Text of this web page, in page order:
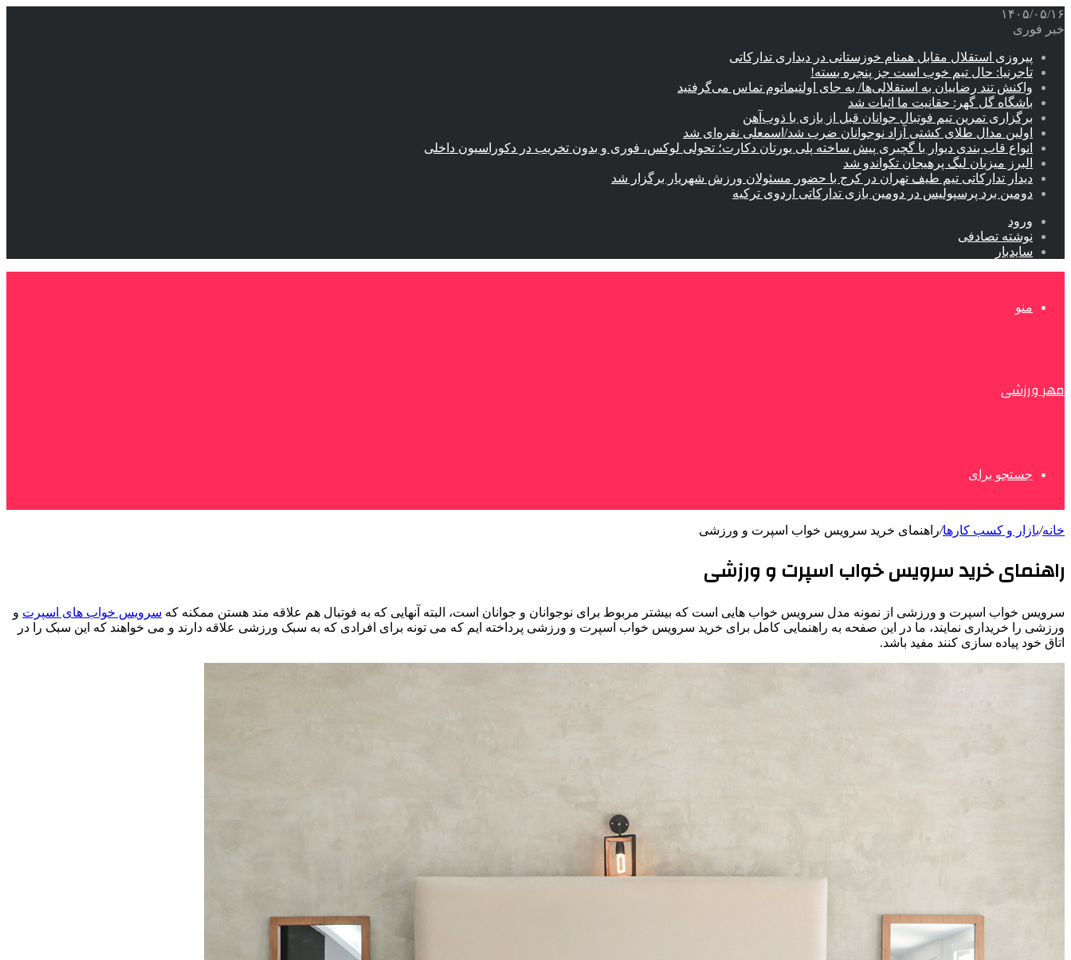
۱۴۰۵/۰۵/۱۶
خبر فوری
پیروزی استقلال مقابل همنام خوزستانی در دیداری تدارکاتی
تاجرنیا: حال تیم خوب است جز پنجره بسته!
واکنش تند رضاییان به استقلالی‌ها/ به جای اولتیماتوم تماس می‌گرفتید
باشگاه گل گهر: حقانیت ما اثبات شد
برگزاری تمرین تیم فوتبال جوانان قبل از بازی با ذوب‌آهن
اولین مدال طلای کشتی آزاد نوجوانان ضرب شد/اسمعلی نقره‌ای شد
انواع قاب بندی دیوار با گچبری پیش ساخته پلی یورتان دکارت؛ تحولی لوکس، فوری و بدون تخریب در دکوراسیون داخلی
البرز میزبان لیگ پرهیجان تکواندو شد
دیدار تدارکاتی تیم طیف تهران در کرج با حضور مسئولان ورزش شهریار برگزار شد
دومین برد پرسپولیس در دومین بازی تدارکاتی اردوی ترکیه
ورود
نوشته تصادفی
سایدبار
منو
مهر ورزشی
جستجو برای
خانه/بازار و کسب کارها/راهنمای خرید سرویس خواب اسپرت و ورزشی
راهنمای خرید سرویس خواب اسپرت و ورزشی
سرویس خواب اسپرت و ورزشی از نمونه مدل سرویس خواب هایی است که بیشتر مربوط برای نوجوانان و جوانان است، البته آنهایی که به فوتبال هم علاقه مند هستن ممکنه که سرویس خواب های اسپرت و
ورزشی را خریداری نمایند، ما در این صفحه به راهنمایی کامل برای خرید سرویس خواب اسپرت و ورزشی پرداخته ایم که می تونه برای افرادی که به سبک ورزشی علاقه دارند و می خواهند که این سبک را در
اتاق خود پیاده سازی کنند مفید باشد.